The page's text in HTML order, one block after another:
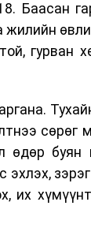
Баасан
жилийн
гурван
сөрөг
өдөр
эхлэх,
их